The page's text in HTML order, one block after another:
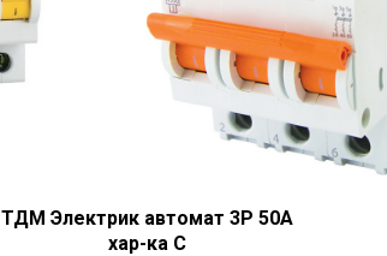
ТДМ Электрик автомат 3P 50А
хар-ка С